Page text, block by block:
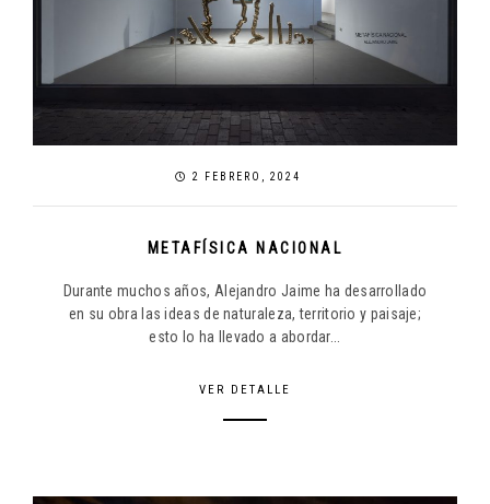
2 FEBRERO, 2024
METAFÍSICA NACIONAL
Durante muchos años, Alejandro Jaime ha desarrollado
en su obra las ideas de naturaleza, territorio y paisaje;
esto lo ha llevado a abordar...
VER DETALLE